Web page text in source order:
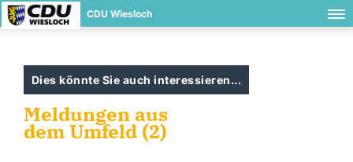
CDU Wiesloch
Dies könnte Sie auch interessieren...
Meldungen aus
dem Umfeld (2)